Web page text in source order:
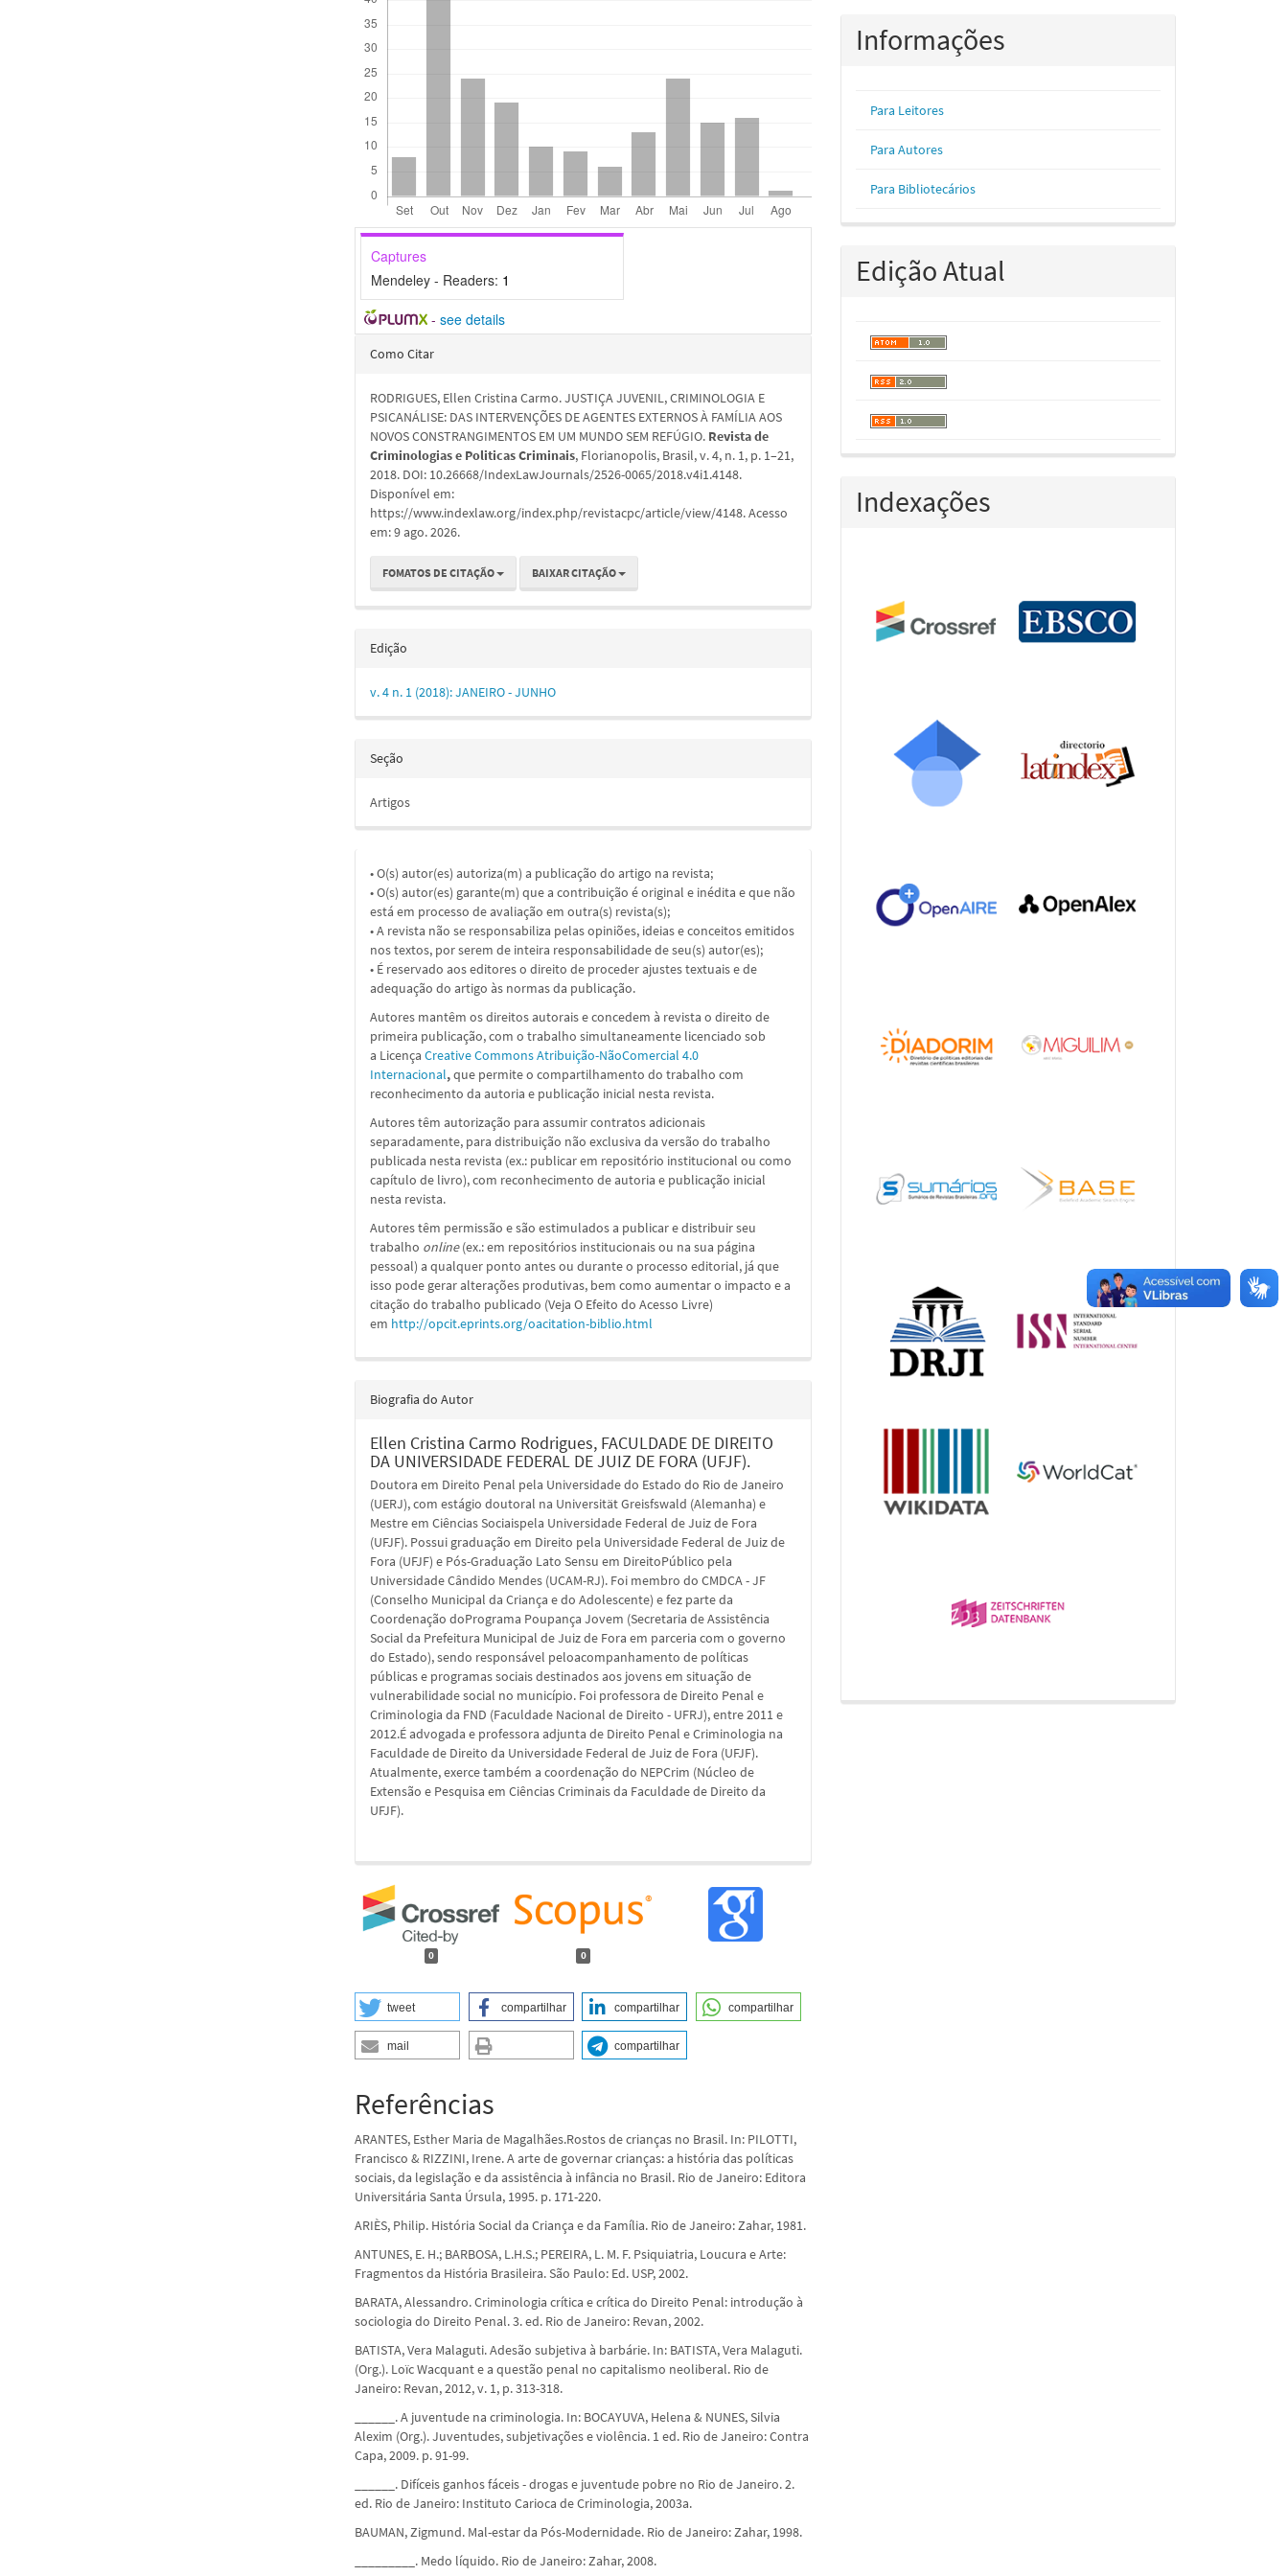
Captures
Mendeley - Readers: 1
- see details
Detalhes
artigo
Como Citar
RODRIGUES, Ellen Cristina Carmo. JUSTIÇA JUVENIL, CRIMINOLOGIA E
PSICANÁLISE: DAS INTERVENÇÕES DE AGENTES EXTERNOS À FAMÍLIA AOS
NOVOS CONSTRANGIMENTOS EM UM MUNDO SEM REFÚGIO. Revista de
Criminologias e Politicas Criminais, Florianopolis, Brasil, v. 4, n. 1, p. 1–21,
2018. DOI: 10.26668/IndexLawJournals/2526-0065/2018.v4i1.4148.
Disponível em:
https://www.indexlaw.org/index.php/revistacpc/article/view/4148. Acesso
em: 9 ago. 2026.
FOMATOS DE CITAÇÃO BAIXAR CITAÇÃO
Edição
v. 4 n. 1 (2018): JANEIRO - JUNHO
Seção
Artigos
• O(s) autor(es) autoriza(m) a publicação do artigo na revista;
• O(s) autor(es) garante(m) que a contribuição é original e inédita e que não
está em processo de avaliação em outra(s) revista(s);
• A revista não se responsabiliza pelas opiniões, ideias e conceitos emitidos
nos textos, por serem de inteira responsabilidade de seu(s) autor(es);
• É reservado aos editores o direito de proceder ajustes textuais e de
adequação do artigo às normas da publicação.
Autores mantêm os direitos autorais e concedem à revista o direito de
primeira publicação, com o trabalho simultaneamente licenciado sob
a LicençaCreative Commons Atribuição-NãoComercial 4.0
Internacional,que permite o compartilhamento do trabalho com
reconhecimento da autoria e publicação inicial nesta revista.
Autores têm autorização para assumir contratos adicionais
separadamente, para distribuição não exclusiva da versão do trabalho
publicada nesta revista (ex.: publicar em repositório institucional ou como
capítulo de livro), com reconhecimento de autoria e publicação inicial
nesta revista.
Autores têm permissão e são estimulados a publicar e distribuir seu
trabalho online(ex.: em repositórios institucionais ou na sua página
pessoal) a qualquer ponto antes ou durante o processo editorial, já que
isso pode gerar alterações produtivas, bem como aumentar o impacto e a
citação do trabalho publicado (Veja O Efeito do Acesso Livre)
em http://opcit.eprints.org/oacitation-biblio.html
Biografia do Autor
Ellen Cristina Carmo Rodrigues, FACULDADE DE DIREITO
DA UNIVERSIDADE FEDERAL DE JUIZ DE FORA (UFJF).
Doutora em Direito Penal pela Universidade do Estado do Rio de Janeiro
(UERJ), com estágio doutoral na Universität Greisfswald (Alemanha) e
Mestre em Ciências Sociaispela Universidade Federal de Juiz de Fora
(UFJF). Possui graduação em Direito pela Universidade Federal de Juiz de
Fora (UFJF) e Pós-Graduação Lato Sensu em DireitoPúblico pela
Universidade Cândido Mendes (UCAM-RJ). Foi membro do CMDCA - JF
(Conselho Municipal da Criança e do Adolescente) e fez parte da
Coordenação doPrograma Poupança Jovem (Secretaria de Assistência
Social da Prefeitura Municipal de Juiz de Fora em parceria com o governo
do Estado), sendo responsável peloacompanhamento de políticas
públicas e programas sociais destinados aos jovens em situação de
vulnerabilidade social no município. Foi professora de Direito Penal e
Criminologia da FND (Faculdade Nacional de Direito - UFRJ), entre 2011 e
2012.É advogada e professora adjunta de Direito Penal e Criminologia na
Faculdade de Direito da Universidade Federal de Juiz de Fora (UFJF).
Atualmente, exerce também a coordenação do NEPCrim (Núcleo de
Extensão e Pesquisa em Ciências Criminais da Faculdade de Direito da
UFJF).
0 0
tweet compartilhar compartilhar compartilhar
mail compartilhar
Referências
ARANTES, Esther Maria de Magalhães.Rostos de crianças no Brasil. In: PILOTTI,
Francisco & RIZZINI, Irene. A arte de governar crianças: a história das políticas
sociais, da legislação e da assistência à infância no Brasil. Rio de Janeiro: Editora
Universitária Santa Úrsula, 1995. p. 171-220.
ARIÈS, Philip. História Social da Criança e da Família. Rio de Janeiro: Zahar, 1981.
ANTUNES, E. H.; BARBOSA, L.H.S.; PEREIRA, L. M. F. Psiquiatria, Loucura e Arte:
Fragmentos da História Brasileira. São Paulo: Ed. USP, 2002.
BARATA, Alessandro. Criminologia crítica e crítica do Direito Penal: introdução à
sociologia do Direito Penal. 3. ed. Rio de Janeiro: Revan, 2002.
BATISTA, Vera Malaguti. Adesão subjetiva à barbárie. In: BATISTA, Vera Malaguti.
(Org.). Loïc Wacquant e a questão penal no capitalismo neoliberal. Rio de
Janeiro: Revan, 2012, v. 1, p. 313-318.
______. A juventude na criminologia. In: BOCAYUVA, Helena & NUNES, Silvia
Alexim (Org.). Juventudes, subjetivações e violência. 1 ed. Rio de Janeiro: Contra
Capa, 2009. p. 91-99.
______. Difíceis ganhos fáceis - drogas e juventude pobre no Rio de Janeiro. 2.
ed. Rio de Janeiro: Instituto Carioca de Criminologia, 2003a.
BAUMAN, Zigmund. Mal-estar da Pós-Modernidade. Rio de Janeiro: Zahar, 1998.
_________. Medo líquido. Rio de Janeiro: Zahar, 2008.
Informações
Para Leitores
Para Autores
Para Bibliotecários
Edição Atual
Indexações